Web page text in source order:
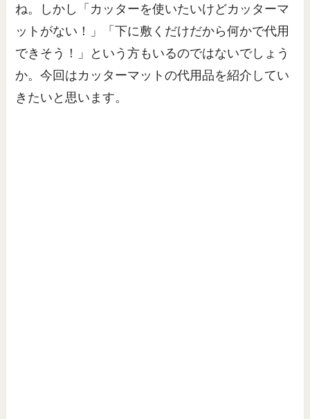
ね。しかし「カッターを使いたいけどカッターマ
ットがない！」「下に敷くだけだから何かで代用
できそう！」という方もいるのではないでしょう
か。今回はカッターマットの代用品を紹介してい
きたいと思います。